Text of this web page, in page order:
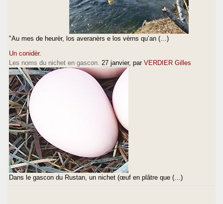
"Au mes de heurèr, los averanèrs e los vèrns qu’an (…)
Un conidèr.
Les noms du nichet en gascon. 27 janvier, par VERDIER Gilles
Dans le gascon du Rustan, un nichet (œuf en plâtre que (…)